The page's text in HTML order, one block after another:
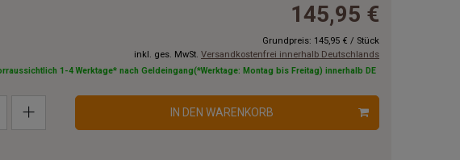
145,95 €
Grundpreis: 145,95 € / Stück
inkl. ges. MwSt. Versandkostenfrei innerhalb Deutschlands
1-4 Werktage* nach Geldeingang(*Werktage: Montag bis Freitag) innerhalb DE
IN DEN WARENKORB